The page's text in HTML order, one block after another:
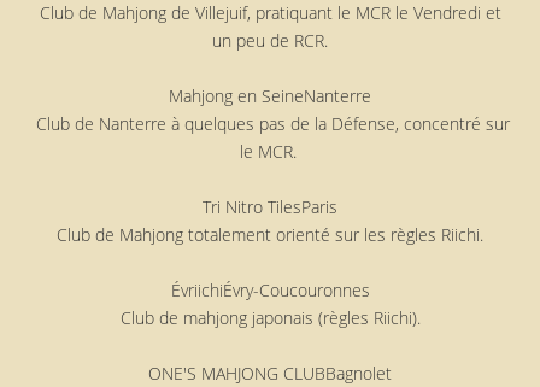
Club de Mahjong de Villejuif, pratiquant le MCR le Vendredi et
un peu de RCR.
Mahjong en SeineNanterre
Club de Nanterre à quelques pas de la Défense, concentré sur
le MCR.
Tri Nitro TilesParis
Club de Mahjong totalement orienté sur les règles Riichi.
ÉvriichiÉvry-Coucouronnes
Club de mahjong japonais (règles Riichi).
ONE'S MAHJONG CLUBBagnolet